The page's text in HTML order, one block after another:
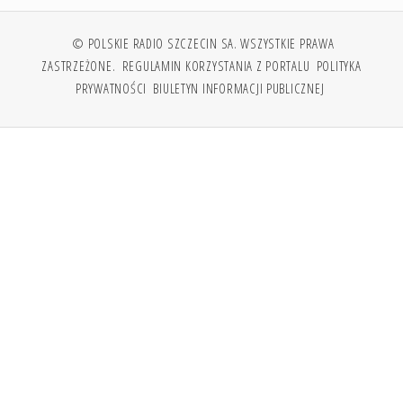
© POLSKIE RADIO SZCZECIN SA. WSZYSTKIE PRAWA
ZASTRZEŻONE. REGULAMIN KORZYSTANIA Z PORTALU POLITYKA
PRYWATNOŚCI BIULETYN INFORMACJI PUBLICZNEJ